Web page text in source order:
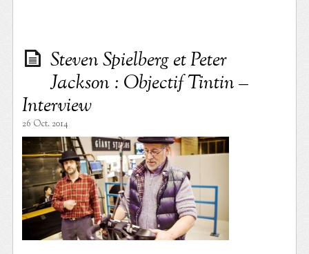
Steven Spielberg et Peter
Jackson : Objectif Tintin –
Interview
26 Oct. 2014